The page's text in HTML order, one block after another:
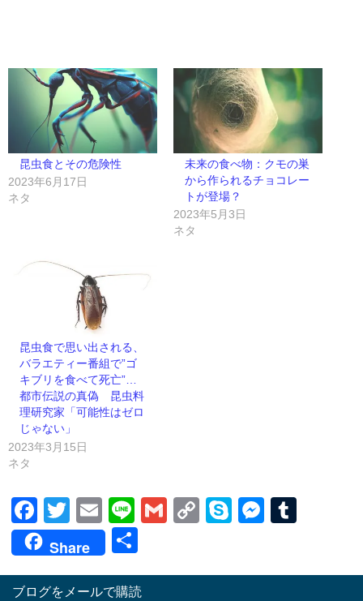
昆虫食とその危険性
2023年6月17日
ネタ
未来の食べ物：クモの巣
から作られるチョコレー
トが登場？
2023年5月3日
ネタ
昆虫食で思い出される、
バラエティー番組で”ゴ
キブリを食べて死亡”…
都市伝説の真偽 昆虫料
理研究家「可能性はゼロ
じゃない」
2023年3月15日
ネタ
Facebook
Twitter
EmailLineGmailCopySkype
Share
ブログをメールで購読